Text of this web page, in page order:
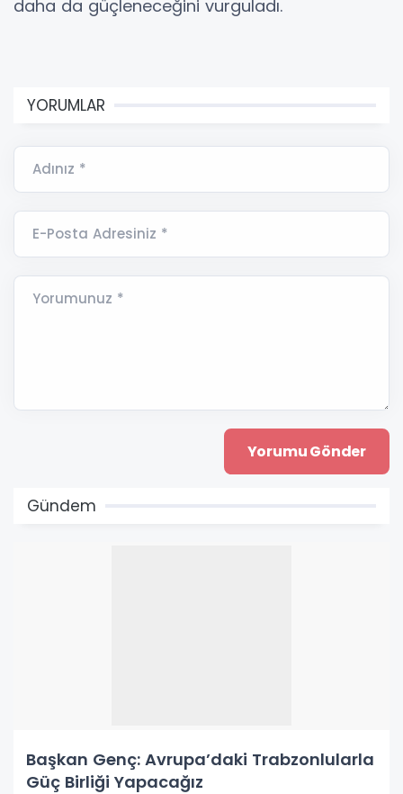
daha da güçleneceğini vurguladı.
YORUMLAR
Adınız *
E-Posta Adresiniz *
Yorumunuz *
Gündem
Başkan Genç: Avrupa’daki Trabzonlularla
Güç Birliği Yapacağız